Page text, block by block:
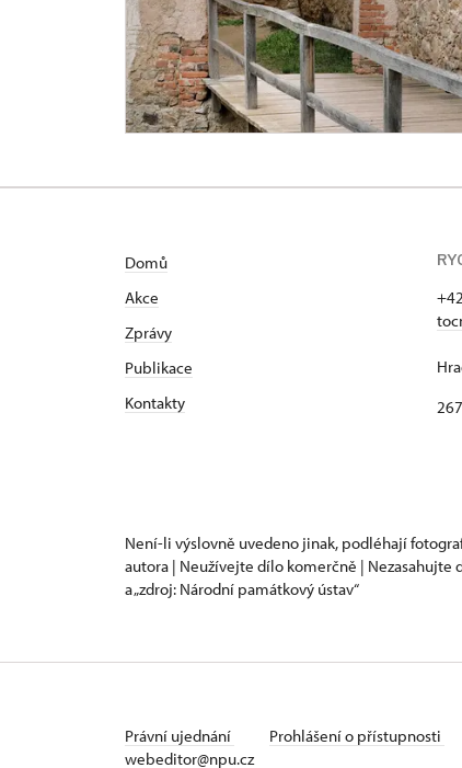
Domů
Akce
Zprávy
Publikace
Kontakty
Není-li výslovně uvedeno jinak, podléhají
autora | Neužívejte dílo komerčně | Nezasahujte
a „zdroj: Národní památkový ústav“
Právní ujednání Prohlášení o přístupnosti
webeditor@npu.cz